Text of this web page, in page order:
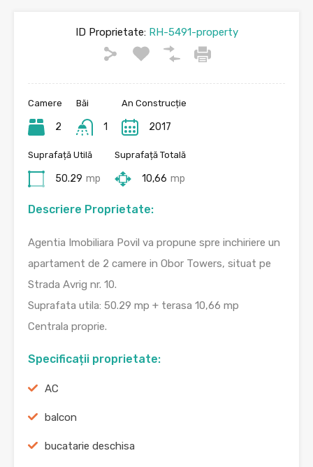
ID Proprietate:RH-5491-property
Camere
2
Băi
1
An Construcție
2017
Suprafață Utilă
50.29 mp
Suprafață Totală
10,66 mp
Descriere Proprietate:
Agentia Imobiliara Povil va propune spre inchiriere un
apartament de 2 camere in Obor Towers, situat pe
Strada Avrig nr. 10.
Suprafata utila: 50.29 mp + terasa 10,66 mp
Centrala proprie.
Specificații proprietate:
AC
balcon
bucatarie deschisa